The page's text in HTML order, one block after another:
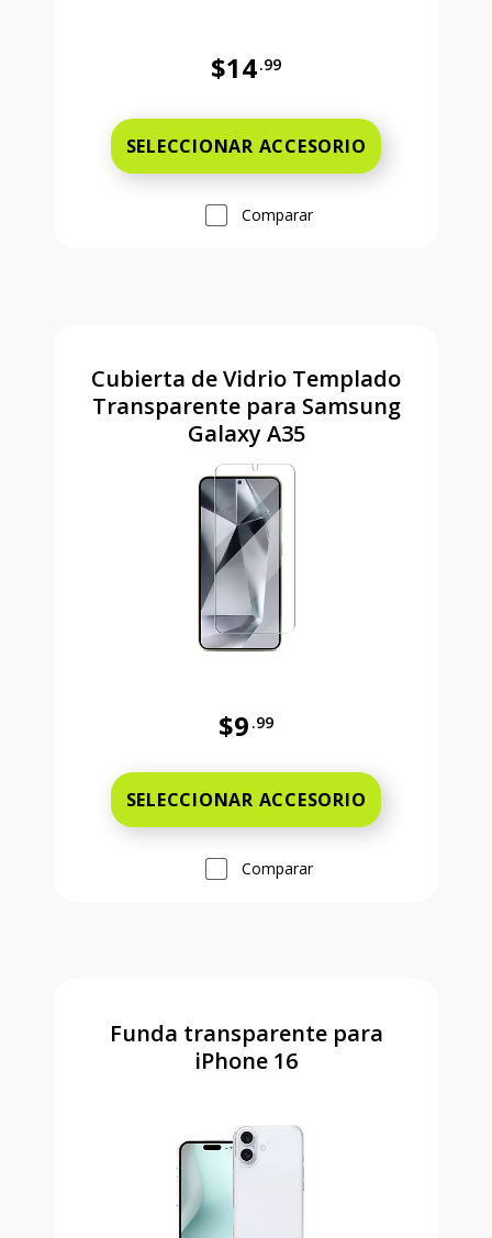
$14.99
SELECCIONAR ACCESORIO
Comparar
Cubierta de Vidrio Templado
Transparente para Samsung
Galaxy A35
$9 .99
SELECCIONAR ACCESORIO
Comparar
Funda transparente para
iPhone 16